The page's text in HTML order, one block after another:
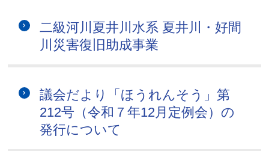
二級河川夏井川水系 夏井川・好間
川災害復旧助成事業
議会だより「ほうれんそう」第
212号（令和７年12月定例会）の
発行について